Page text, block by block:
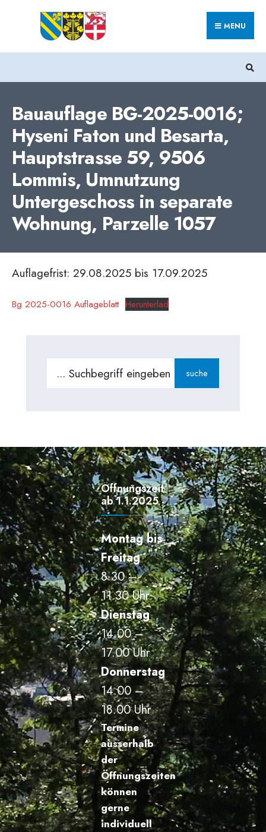
MENU
Bauauflage BG-2025-0016;
Hyseni Faton und Besarta,
Hauptstrasse 59, 9506
Lommis, Umnutzung
Untergeschoss in separate
Wohnung, Parzelle 1057
Auflagefrist: 29.08.2025 bis 17.09.2025
Bg 2025-0016 Auflageblatt Herunterlad
Search
suche
Öffnungszeiten
ab 1.1.2025
Montag bis
Freitag
8.30 –
11.30 Uhr
Dienstag
14.00 –
17.00 Uhr
Donnerstag
14.00 –
18.00 Uhr
Termine
ausserhalb
der
Öffnungszeiten
können
gerne
individuell
Search
for: